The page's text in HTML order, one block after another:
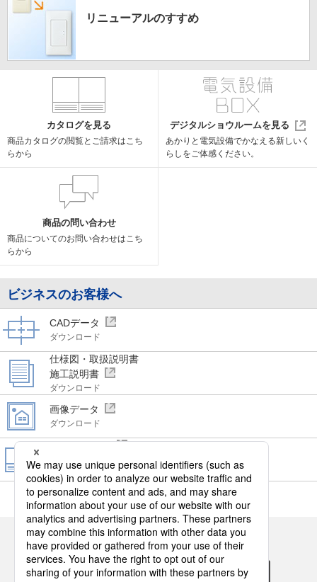
リニューアルのすすめ
カタログを見る
商品カタログの閲覧と ご請求はこち
らから
デジタルショウルームを見る
あかりと電気設備でかなえる新しいく
らしをご体感ください。
商品の問い合わせ
商品についてのお問い合わせはこち
らから
ビジネスのお客様へ
CADデータ
ダウンロード
仕様図・取扱説明書
施工説明書
ダウンロード
画像データ
ダウンロード
WEBカタログ
ビジネス向けカタログ
閲覧・請求
パナソニックの電気設備のSNSアカウント